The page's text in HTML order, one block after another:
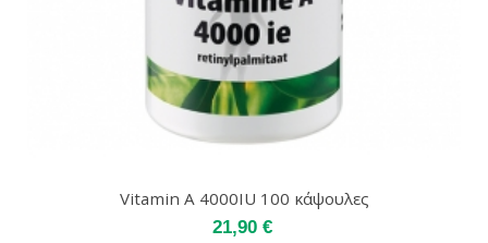
Vitamin A 4000IU 100 κάψουλες
21,90 €